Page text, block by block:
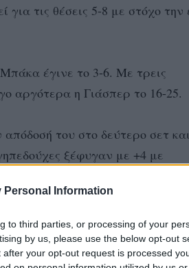
Personal Information
to third parties, or processing of your
by us, please use the below opt-out
your opt-out request is processed
για τις θέσεις 5-8 με στόχο την
έγινε το 3-6. Με τρεις
αργότερα η Γιάσπερ το 16-25.
του στο δεύτερο σετ και
ξέφυγαν με +4 με
ήρθε σε απόλυτη ισορροπία
Κριβόσισκα, ο Πανιώνιος με
του βορρά βρήκε λύσεις στην